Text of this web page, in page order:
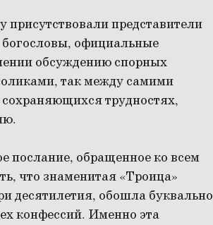
присутствовали представители
официальные
обсуждению спорных
так между самими
трудностях,
послание, обращенное ко всем
что знаменитая «Троица»
десятилетия, обошла буквально
конфессий. Именно эта